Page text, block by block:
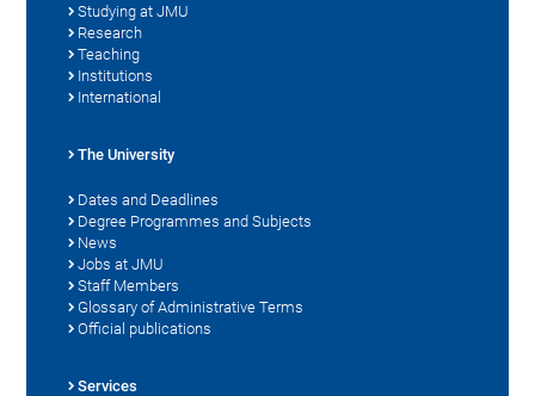
Studying at JMU
Research
Teaching
Institutions
International
The University
Dates and Deadlines
Degree Programmes and Subjects
News
Jobs at JMU
Staff Members
Glossary of Administrative Terms
Official publications
Services